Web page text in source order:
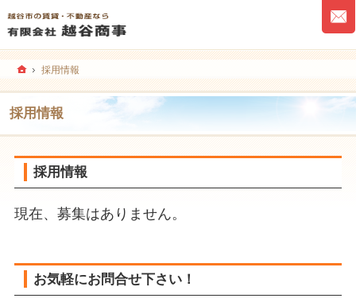
採用情報
採用情報
現在、募集はありません。
お気軽にお問合せ下さい！
ホーム
採用情報